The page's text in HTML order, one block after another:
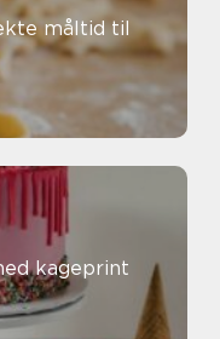
måltid til
kageprint